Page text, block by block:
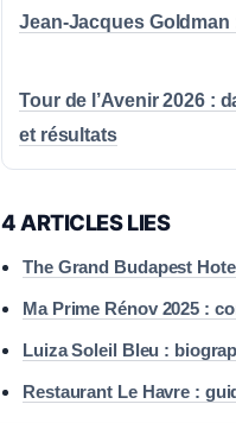
Jean-Jacques
Tour de l’Avenir 2026 :
et résultats
4 ARTICLES LIES
The Grand Budapest
Ma Prime Rénov 2025 :
Luiza Soleil Bleu :
Restaurant Le Havre :